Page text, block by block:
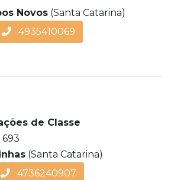
Novos (Santa Catarina)
4935410069
de Classe
693
(Santa Catarina)
4736240907